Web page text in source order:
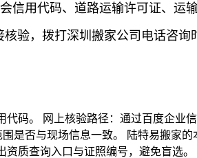
信用代码、道路运输许可证、运
验，拨打深圳搬家公司电话咨
码。 网上核验路径：通过百度企业
是否与现场信息一致。 陆特易搬家
质查询入口与证照编号，避免盲选